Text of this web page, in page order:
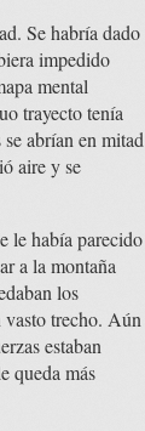
Se habría dado
impedido
mental
trayecto tenía
abrían en mitad
aire y se
le había parecido
a la montaña
los
vasto trecho. Aún
estaban
queda más